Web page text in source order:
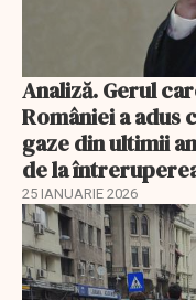
Analiză. Gerul
României a adus
gaze din ultimii
de la
25 IANUARIE 2026